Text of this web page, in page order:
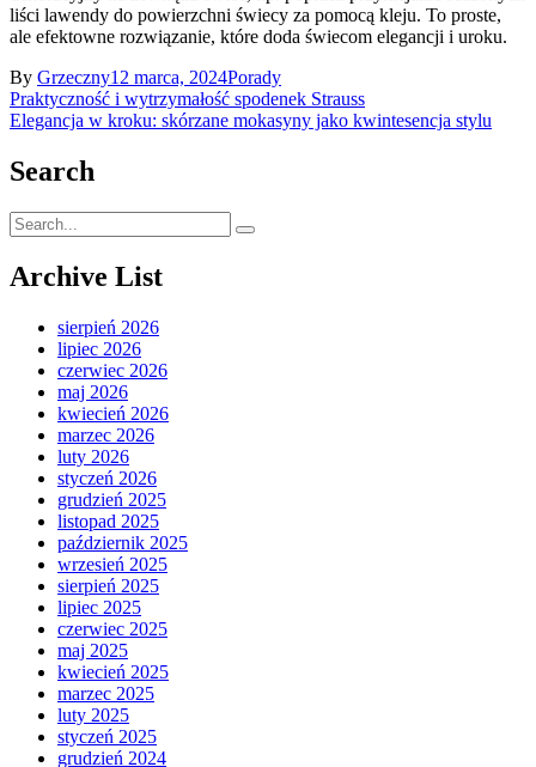
liści lawendy do powierzchni świecy za pomocą kleju. To proste,
ale efektowne rozwiązanie, które doda świecom elegancji i uroku.
By Grzeczny12 marca, 2024Porady
Nawigacja
wpisu
Praktyczność i wytrzymałość spodenek Strauss
Elegancja w kroku: skórzane mokasyny jako kwintesencja stylu
Search
Search
for:
Archive List
sierpień 2026
lipiec 2026
czerwiec 2026
maj 2026
kwiecień 2026
marzec 2026
luty 2026
styczeń 2026
grudzień 2025
listopad 2025
październik 2025
wrzesień 2025
sierpień 2025
lipiec 2025
czerwiec 2025
maj 2025
kwiecień 2025
marzec 2025
luty 2025
styczeń 2025
grudzień 2024